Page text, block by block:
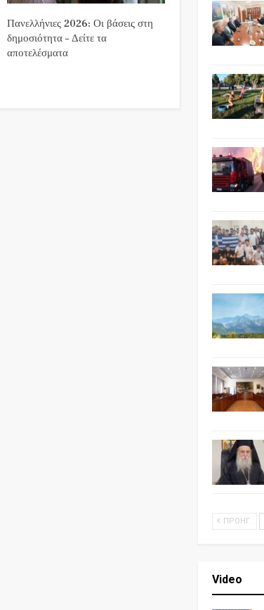
Πανελλήνιες 2026: Οι βάσεις στη
δημοσιότητα – Δείτε τα
αποτελέσματα
ΠΡΟΗΓ.
Video